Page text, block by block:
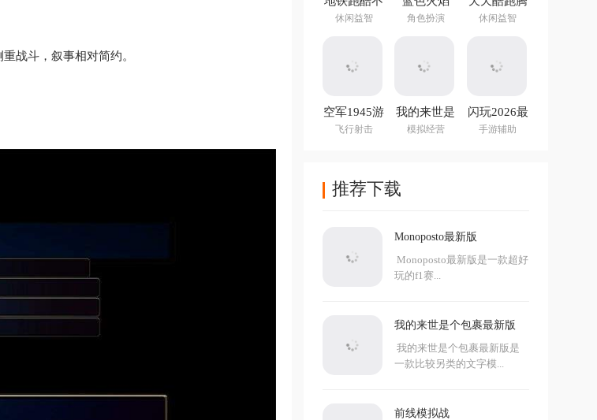
战斗，叙事相对简约。
用实名认证
休闲益智
(Blue Fire)
角色扮演
讯游戏
休闲益智
空军1945游
戏手机版
飞行射击
我的来世是
个包裹最新
模拟经营
闪玩2026最
新版本
手游辅助
推荐下载
Monoposto最新版
Monoposto最新版是一款超好
玩的f1赛...
我的来世是个包裹最新版
我的来世是个包裹最新版是
一款比较另类的文字模...
前线模拟战